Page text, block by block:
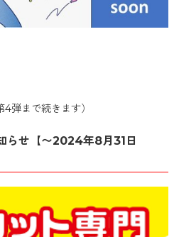
弾まで続きます）
らせ【〜2024年8月31日